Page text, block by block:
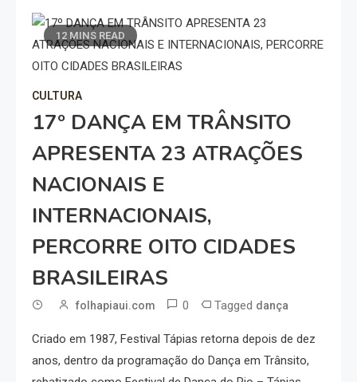
12 MINS READ
CULTURA
17º DANÇA EM TRÂNSITO
APRESENTA 23 ATRAÇÕES
NACIONAIS E
INTERNACIONAIS,
PERCORRE OITO CIDADES
BRASILEIRAS
folhapiaui.com 0 Tagged dança
Criado em 1987, Festival Tápias retorna depois de dez
anos, dentro da programação do Dança em Trânsito,